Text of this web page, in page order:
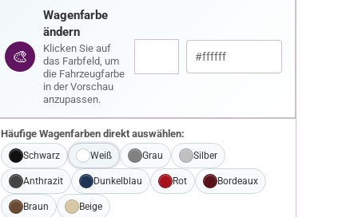
🎨
Wagenfarbe
ändern
Klicken Sie auf
das Farbfeld, um
die Fahrzeugfarbe
in der Vorschau
anzupassen.
Häufige Wagenfarben direkt auswählen:
Schwarz Weiß Grau Silber
Anthrazit Dunkelblau Rot Bordeaux
Braun Beige